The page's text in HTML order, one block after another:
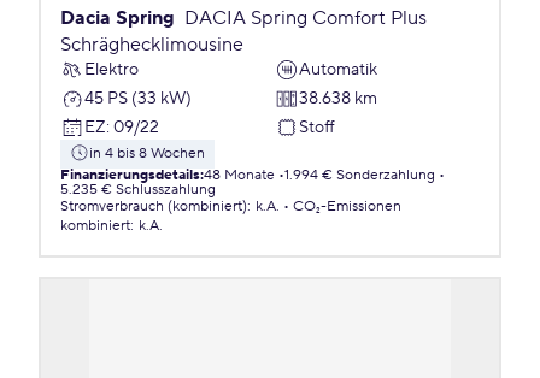
Dacia Spring DACIA Spring Comfort Plus
Schräghecklimousine
Elektro
Automatik
45 PS (33 kW)
38.638 km
EZ: 09/22 Stoff
in 4 bis 8 Wochen
Finanzierungsdetails:48 Monate 1.994 € Sonderzahlung
5.235 € Schlusszahlung
Stromverbrauch (kombiniert): k.A.
CO₂-Emissionen
kombiniert: k.A.